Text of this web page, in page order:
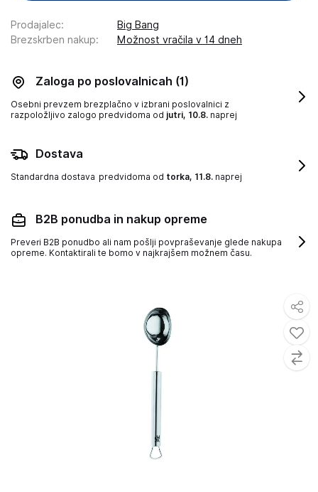
Prodajalec:
Big Bang
Brezskrben nakup: Možnost vračila v 14 dneh
Zaloga po poslovalnicah (1)
Osebni prevzem brezplačno v izbrani poslovalnici z
razpoložljivo zalogo predvidoma od jutri, 10.8. naprej
Dostava
Standardna dostava predvidoma od torka, 11.8. naprej
B2B ponudba in nakup opreme
Preveri B2B ponudbo ali nam pošlji povpraševanje glede nakupa
opreme. Kontaktirali te bomo v najkrajšem možnem času.